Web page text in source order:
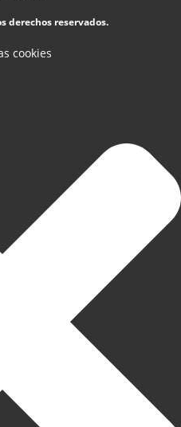
derechos reservados.
cookies